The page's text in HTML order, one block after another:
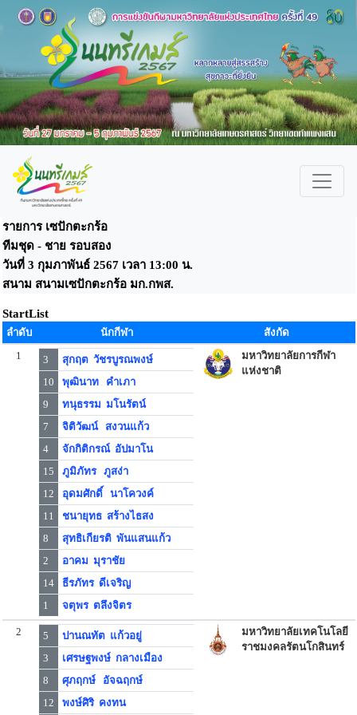
รายการ เซปักตะกร้อ
ทีมชุด - ชาย รอบสอง
วันที่ 3 กุมภาพันธ์ 2567 เวลา 13:00 น.
สนาม สนามเซปักตะกร้อ มก.กพส.
StartList
ลำดับ นักกีฬา
สังกัด
1
3
สุกฤต วัชรบูรณพงษ์
10
พุฒินาท คำเภา
9
ทนุธรรม มโนรัตน์
7
จิติวัฒน์ สงวนแก้ว
4
จักกิติกรณ์ อัปมาโน
15
ภูมิภัทร ภูสง่า
12
อุดมศักดิ์ นาโควงค์
11
ชนายุทธ สร้างไธสง
8
สุทธิเกียรติ พันแสนแก้ว
2
อาคม มุราชัย
14
ธีรภัทร ดีเจริญ
1
จตุพร ตลึงจิตร
มหาวิทยาลัยการกีฬา
แห่งชาติ
2 5
ปานณทัต แก้วอยู่
3
เศรษฐพงษ์ กลางเมือง
8
ศุภฤกษ์ อัจฉฤกษ์
12
พงษ์ศิริ คงทน
มหาวิทยาลัยเทคโนโลยี
ราชมงคลรัตนโกสินทร์